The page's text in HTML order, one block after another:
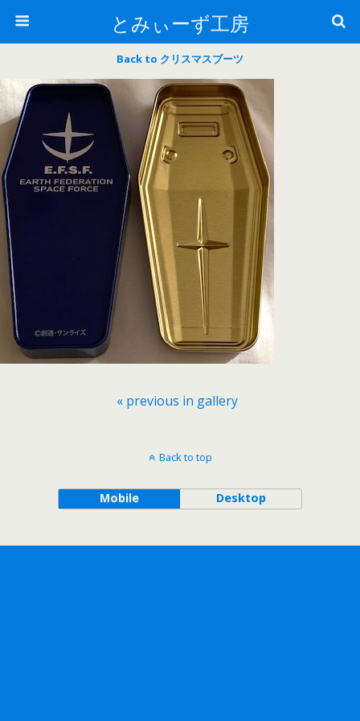
とみぃーず工房
Back to クリスマスブーツ
« previous in gallery
Back to top
Mobile Desktop